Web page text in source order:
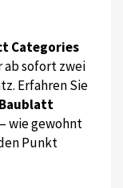
Categories
ab sofort zwei
Erfahren Sie
Baublatt
wie gewohnt
Punkt